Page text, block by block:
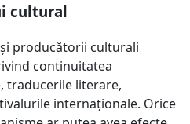
cultural
producătorii culturali
continuitatea
traducerile literare,
internaționale. Orice